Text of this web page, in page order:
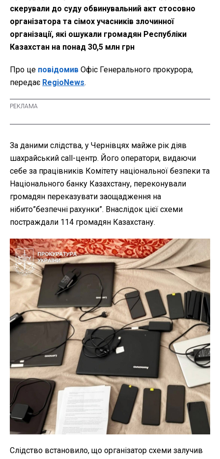
скерували до суду обвинувальний акт стосовно
організатора та сімох учасників злочинної
організації, які ошукали громадян Республіки
Казахстан на понад 30,5 млн грн
Про це повідомив Офіс Генерального прокурора,
передає RegioNews.
За даними слідства, у Чернівцях майже рік діяв
шахрайський call-центр. Його оператори, видаючи
себе за працівників Комітету національної безпеки та
Національного банку Казахстану, переконували
громадян переказувати заощадження на
нібито”безпечні рахунки”. Внаслідок цієї схеми
постраждали 114 громадян Казахстану.
Слідство встановило, що організатор схеми залучив